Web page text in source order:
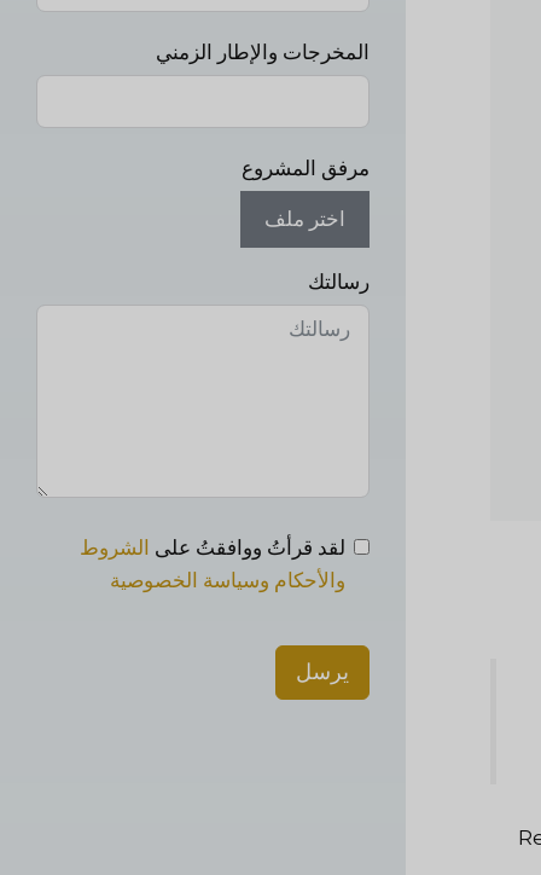
المخرجات والإطار الزمني
مرفق المشروع
اختر ملف
رسالتك
لقد قرأتُ ووافقتُ على الشروط
والأحكام وسياسة الخصوصية
يرسل